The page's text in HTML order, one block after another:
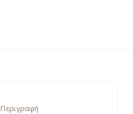
Περιγραφή